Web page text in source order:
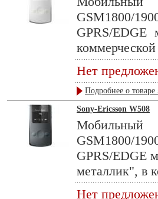
GSM1800/
GPRS/
Нет
Подробнее о товаре
Sony-Ericsson W508
GSM1800/
GPRS/EDGE
металлик", в
Нет